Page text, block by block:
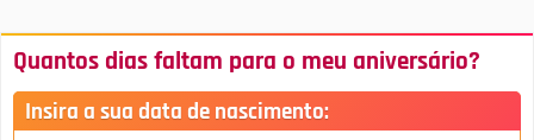
Quantos dias faltam para o meu aniversário?
Insira a sua data de nascimento: